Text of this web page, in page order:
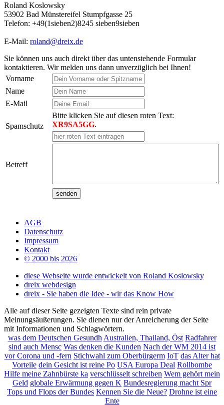
Roland Koslowsky
53902 Bad Münstereifel Stumpfgasse 25
Telefon: +49(1sieben2)8245 sieben9sieben
E-Mail: roland@dreix.de
Sie können uns auch direkt über das untenstehende Formular
kontaktieren. Wir melden uns dann unverzüglich bei Ihnen!
Vorname
Name
E-Mail
Spamschutz
Bitte klicken Sie auf diesen roten Text:
XR9SA5GG.
Betreff
AGB
Datenschutz
Impressum
Kontakt
© 2000 bis 2026
diese Webseite wurde entwickelt von Roland Koslowsky
dreix webdesign
dreix - Sie haben die Idee - wir das Know How
Alle auf dieser Seite gezeigten Texte sind rein private
Meinungsäußerungen. Sie dienen nur der Anreicherung der Seite
mit Informationen und Schlagwörtern.
was dem Deutschen Gesundh Australien, Thailand, Öst Radfahrer
sind auch Mensc Was denken die Kunden Nach der WM 2014 ist
vorCorona und -fern Stichwahl zum Oberbürgerm IoT das Alter hat
Vorteile dein Gesicht ist reine Po USA Europa Deal Rollbombe
Hilfe meine Zahnbürste ka verschlüsselt schreiben Wem gehört mein
Geld globale Erwärmung gegen K Bundesregierung macht Spr
Tops und Flops der Bundes Kennen Sie die Neue? Drohne ist eine
Ente